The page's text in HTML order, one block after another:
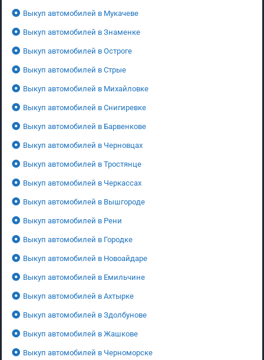
Выкуп автомобилей в Мукачеве
Выкуп автомобилей в Знаменке
Выкуп автомобилей в Остроге
Выкуп автомобилей в Стрые
Выкуп автомобилей в Михайловке
Выкуп автомобилей в Снигиревке
Выкуп автомобилей в Барвенкове
Выкуп автомобилей в Черновцах
Выкуп автомобилей в Тростянце
Выкуп автомобилей в Черкассах
Выкуп автомобилей в Вышгороде
Выкуп автомобилей в Рени
Выкуп автомобилей в Городке
Выкуп автомобилей в Новоайдаре
Выкуп автомобилей в Емильчине
Выкуп автомобилей в Ахтырке
Выкуп автомобилей в Здолбунове
Выкуп автомобилей в Жашкове
Выкуп автомобилей в Черноморске